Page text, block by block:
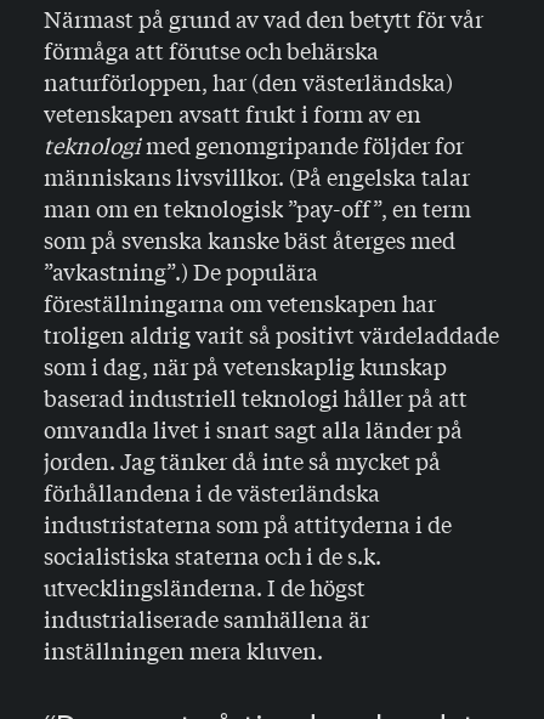
Närmast på grund av vad den betytt för vår
förmåga att förutse och behärska
naturförloppen, har (den västerländs­ka)
vetenskapen avsatt frukt i form av en
teknologimed genomgripande följder for
människans livsvillkor. (På engelska talar
man om en teknologisk ”pay-off”, en term
som på svenska kanske bäst återges med
”avkastning”.) De populära
föreställningarna om vetenskapen har
troligen aldrig varit så positivt värdeladdade
som i dag, när på vetenskaplig kunskap
baserad industriell teknologi håller på att
omvandla livet i snart sagt alla länder på
jorden. Jag tänker då inte så mycket på
förhållandena i de västerländs­ka
industristaterna som på attityderna i de
socialistiska staterna och i de s.k.
utvecklingsländerna. I de högst
industrialiserade samhällena är
inställningen mera kluven.